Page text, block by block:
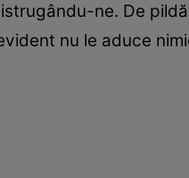
ne. De
nu le aduce